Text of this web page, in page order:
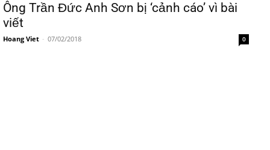
Ông Trần Đức Anh Sơn bị ‘cảnh cáo’ vì bài
viết
Hoang Viet - 07/02/2018 0